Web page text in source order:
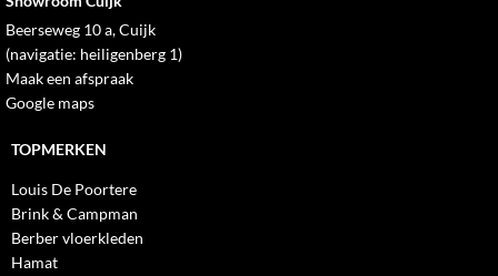
Beerseweg 10 a, Cuijk
(navigatie: heiligenberg 1)
Maak een afspraak
Google maps
TOPMERKEN
Louis De Poortere
Brink & Campman
Berber vloerkleden
Hamat